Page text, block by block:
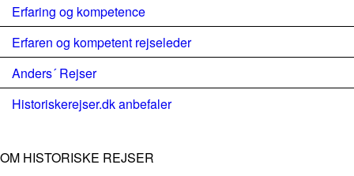
Erfaring og kompetence
Erfaren og kompetent rejseleder
Anders´ Rejser
Historiskerejser.dk anbefaler
OM HISTORISKE REJSER